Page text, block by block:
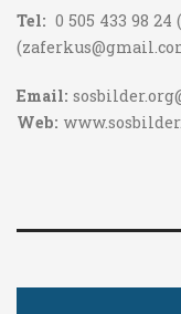
Tel: 0 505 433 98
Email:
Web: